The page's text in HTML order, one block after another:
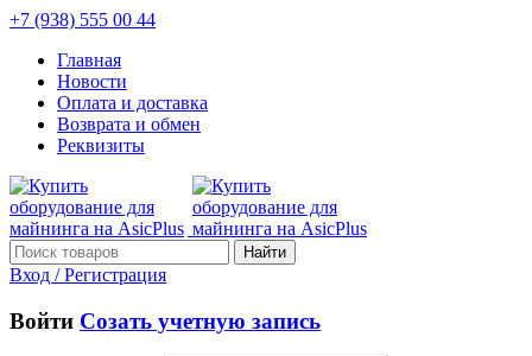
+7 (938) 555 00 44
Главная
Новости
Оплата и доставка
Возврата и обмен
Реквизиты
Найти
Вход / Регистрация
Войти Созать учетную запись